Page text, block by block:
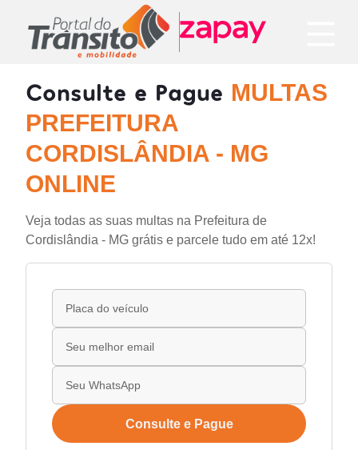
Consulte e Pague MULTAS
PREFEITURA
CORDISLÂNDIA - MG
ONLINE
Veja todas as suas multas na Prefeitura de
Cordislândia - MG grátis e parcele tudo em até 12x!
Consulte e Pague